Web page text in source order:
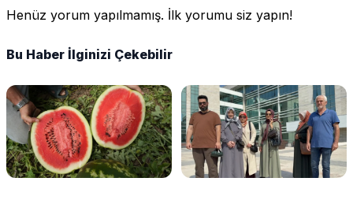
Henüz yorum yapılmamış. İlk yorumu siz yapın!
Bu Haber İlginizi Çekebilir